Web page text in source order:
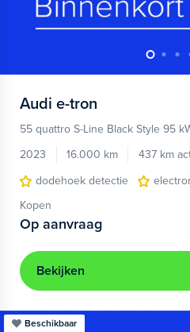
Audi e-tron
55 quattro S-Line Black Style 95
2023
16.000 km 437 km
dodehoek detectie
Kopen
Op aanvraag
Bekijken
Beschikbaar